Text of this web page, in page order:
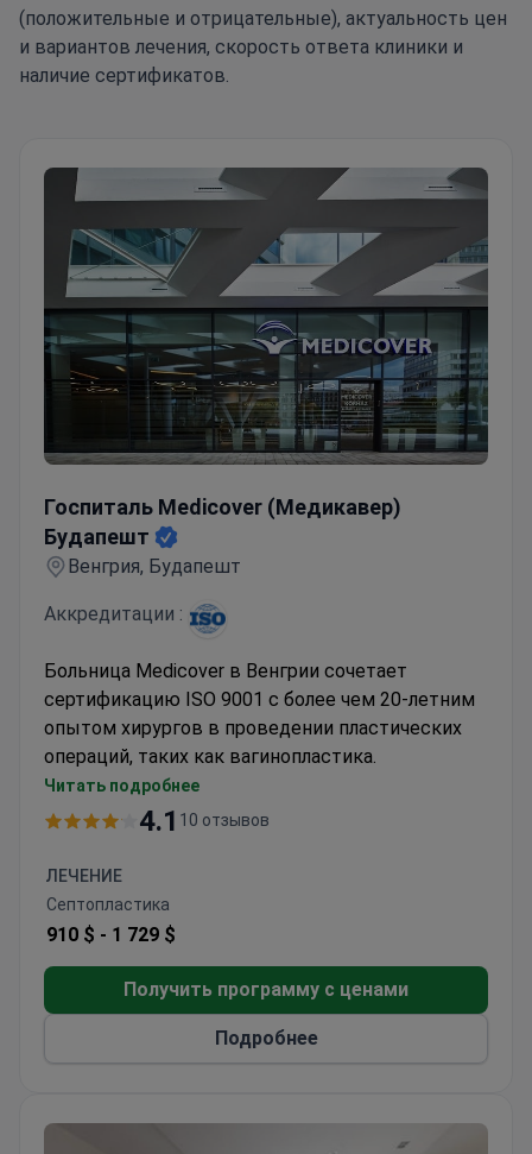
(положительные и отрицательные), актуальность цен
и вариантов лечения, скорость ответа клиники и
наличие сертификатов.
Госпиталь Medicover (Медикавер)
Будапешт
Венгрия, Будапешт
Аккредитации :
Больница Medicover в Венгрии сочетает
сертификацию ISO 9001 с более чем 20-летним
опытом хирургов в проведении пластических
операций, таких как вагинопластика.
Частный медицинский центр с европейскими
стандартами в Будапеште
клиник в 14 странах
Процедуры включают предоперационное
обследование и пребывание в стационаре
Читать подробнее
4.1 10 отзывов
ЛЕЧЕНИЕ
Септопластика
910 $ - 1 729 $
Получить программу с ценами
Подробнее